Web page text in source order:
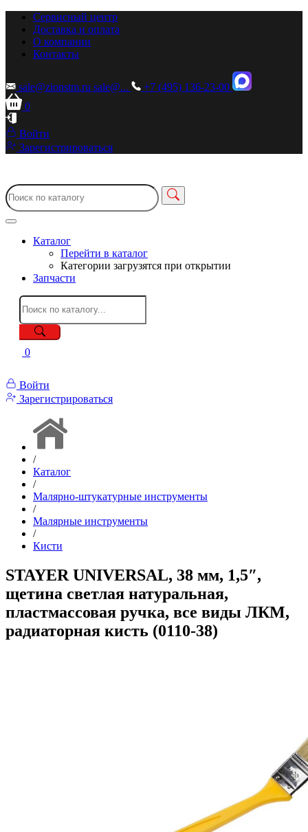
Сервисный центр
Доставка и оплата
О компании
Контакты
sale@zionstm.ru sale@...
+7 (495) 136-23-00
0
Войти
Зарегистрироваться
Каталог
Перейти в каталог
Категории загрузятся при открытии
Запчасти
0
Войти
Зарегистрироваться
/
Каталог
/
Малярно-штукатурные инструменты
/
Малярные инструменты
/
Кисти
STAYER UNIVERSAL, 38 мм, 1,5″,
щетина светлая натуральная,
пластмассовая ручка, все виды ЛКМ,
радиаторная кисть (0110-38)